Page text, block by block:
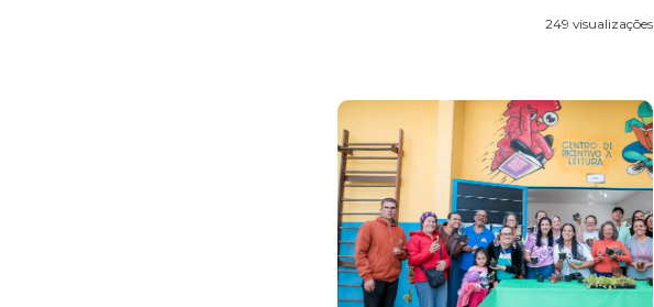
249 visualizações